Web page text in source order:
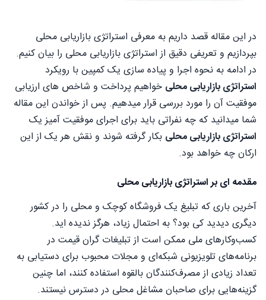
در این مقاله قصد داریم به معرفی استراتژی بازاریابی محلی
بپردازیم و تعریفی دقیق از استراتژی بازاریابی محلی را بیان کنیم.
در ادامه به نحوه اجرا و پیاده سازی یک کمپین با رویکرد
استراتژی بازاریابی محلی خواهیم پرداخت و شاخص های ارزیابی
موفقیت آن را مورد بررسی قرار میدهیم. پس از خواندن این مقاله
شما میدانید که چه نفراتی باید برای اجرای موفقیت آمیز یک
استراتژی بازاریابی محلی بکار گرفته شوند و نقش هر یک از این
ارکان چه خواهد بود.
مقدمه ای بر استراتژی بازاریابی محلی
آخرین باری که تبلیغ یک فروشگاه کوچک و محلی را در کشور
دیگری دیدید کی بود؟ به احتمال زیاد، هرگز ندیده اید.
کسب‌وکارهای ملی ممکن است از تبلیغات گران قیمت در
برنامه‌های تلویزیونی شبکه‌ای و مجلات محبوب برای دستیابی به
تعداد زیادی از مصرف‌کنندگان بالقوه استفاده کنند، اما چنین
گزینه‌هایی برای صاحبان مشاغل محلی در دسترس نیستند.